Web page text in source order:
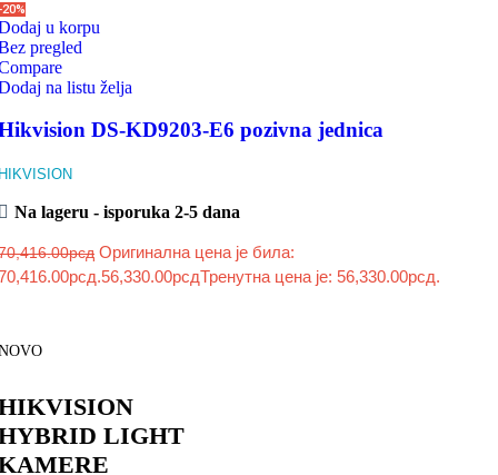
u korpu
pregled
na listu želja
DS-KD9203-E6 pozivna jednica
Na lageru - isporuka 2-5 dana
рсд Оригинална цена је била:
56,330.00рсдТренутна цена је: 56,330.00рсд.
LIGHT